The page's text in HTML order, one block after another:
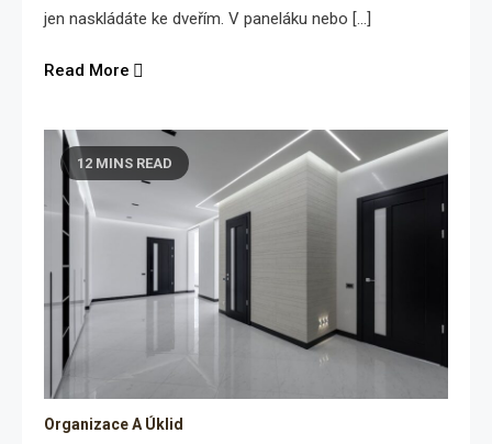
jen naskládáte ke dveřím. V paneláku nebo […]
Read More
12 MINS READ
Organizace A Úklid